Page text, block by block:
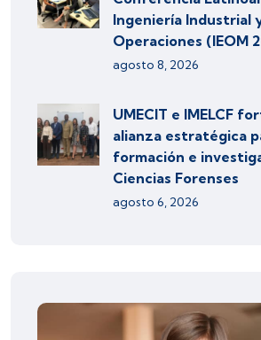
Ingeniería Industrial
Operaciones (IEOM
agosto 8, 2026
UMECIT e IMELCF
alianza estratégica
formación e
Ciencias Forenses
agosto 6, 2026